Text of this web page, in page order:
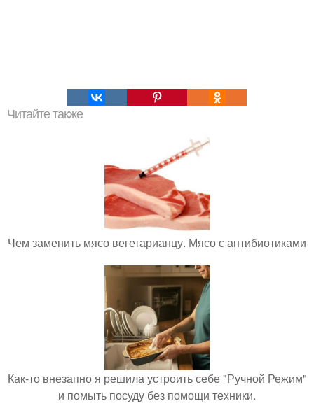
Читайте также
Чем заменить мясо вегетарианцу. Мясо с антибиотиками
Как-то внезапно я решила устроить себе "Ручной Режим"
и помыть посуду без помощи техники.